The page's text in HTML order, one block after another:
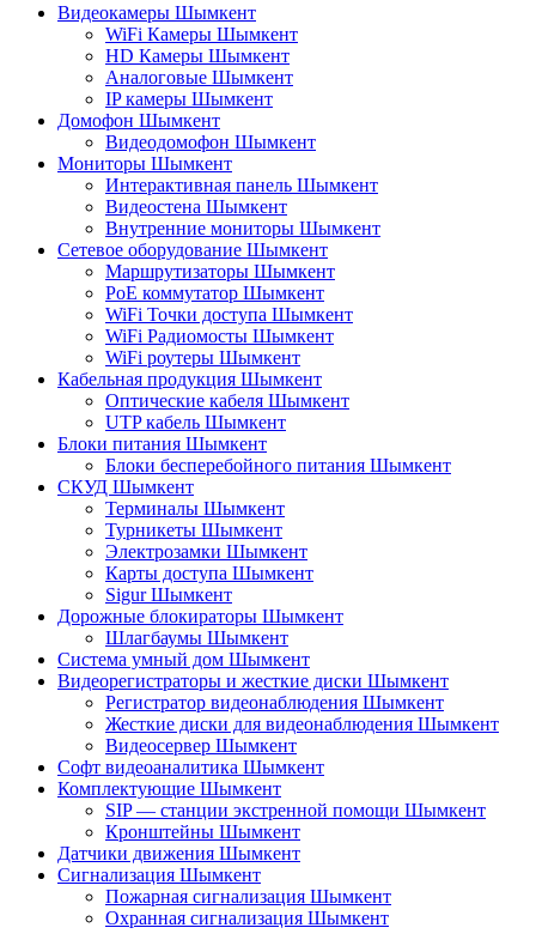
Видеокамеры Шымкент
WiFi Камеры Шымкент
HD Камеры Шымкент
Аналоговые Шымкент
IP камеры Шымкент
Домофон Шымкент
Видеодомофон Шымкент
Мониторы Шымкент
Интерактивная панель Шымкент
Видеостена Шымкент
Внутренние мониторы Шымкент
Сетевое оборудование Шымкент
Маршрутизаторы Шымкент
PoE коммутатор Шымкент
WiFi Точки доступа Шымкент
WiFi Радиомосты Шымкент
WiFi роутеры Шымкент
Кабельная продукция Шымкент
Оптические кабеля Шымкент
UTP кабель Шымкент
Блоки питания Шымкент
Блоки бесперебойного питания Шымкент
СКУД Шымкент
Терминалы Шымкент
Турникеты Шымкент
Электрозамки Шымкент
Карты доступа Шымкент
Sigur Шымкент
Дорожные блокираторы Шымкент
Шлагбаумы Шымкент
Система умный дом Шымкент
Видеорегистраторы и жесткие диски Шымкент
Регистратор видеонаблюдения Шымкент
Жесткие диски для видеонаблюдения Шымкент
Видеосервер Шымкент
Софт видеоаналитика Шымкент
Комплектующие Шымкент
SIP — станции экстренной помощи Шымкент
Кронштейны Шымкент
Датчики движения Шымкент
Сигнализация Шымкент
Пожарная сигнализация Шымкент
Охранная сигнализация Шымкент